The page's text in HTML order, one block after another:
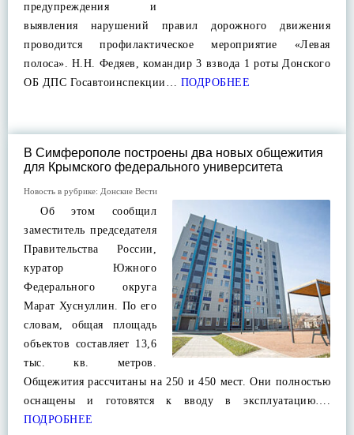
предупреждения и
выявления нарушений правил дорожного движения
проводится профилактическое мероприятие «Левая
полоса». Н.Н. Федяев, командир 3 взвода 1 роты Донского
ОБ ДПС Госавтоинспекции… ПОДРОБНЕЕ
В Симферополе построены два новых общежития
для Крымского федерального университета
Новость в рубрике: Донские Вести
Об этом сообщил
заместитель председателя
Правительства России,
куратор Южного
Федерального округа
Марат Хуснуллин. По его
словам, общая площадь
объектов составляет 13,6
тыс. кв. метров.
Общежития рассчитаны на 250 и 450 мест. Они полностью
оснащены и готовятся к вводу в эксплуатацию….
ПОДРОБНЕЕ